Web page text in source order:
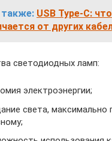
USB Type-С:
от других
светодиодных ламп:
электроэнергии;
света, максимально